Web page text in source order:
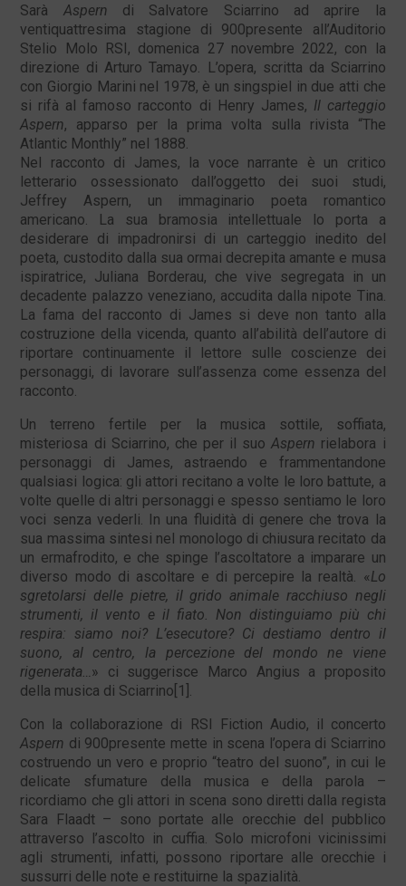
Sarà Aspern di Salvatore Sciarrino ad aprire la
ventiquattresima stagione di 900presente all’Auditorio
Stelio Molo RSI, domenica 27 novembre 2022, con la
direzione di Arturo Tamayo. L’opera, scritta da Sciarrino
con Giorgio Marini nel 1978, è un singspiel in due atti che
si rifà al famoso racconto di Henry James, Il carteggio
Aspern, apparso per la prima volta sulla rivista “The
Atlantic Monthly” nel 1888.
Nel racconto di James, la voce narrante è un critico
letterario ossessionato dall’oggetto dei suoi studi,
Jeffrey Aspern, un immaginario poeta romantico
americano. La sua bramosia intellettuale lo porta a
desiderare di impadronirsi di un carteggio inedito del
poeta, custodito dalla sua ormai decrepita amante e musa
ispiratrice, Juliana Borderau, che vive segregata in un
decadente palazzo veneziano, accudita dalla nipote Tina.
La fama del racconto di James si deve non tanto alla
costruzione della vicenda, quanto all’abilità dell’autore di
riportare continuamente il lettore sulle coscienze dei
personaggi, di lavorare sull’assenza come essenza del
racconto.
Un terreno fertile per la musica sottile, soffiata,
misteriosa di Sciarrino, che per il suoAspern rielabora i
personaggi di James, astraendo e frammentandone
qualsiasi logica: gli attori recitano a volte le loro battute, a
volte quelle di altri personaggi e spesso sentiamo le loro
voci senza vederli. In una fluidità di genere che trova la
sua massima sintesi nel monologo di chiusura recitato da
un ermafrodito, e che spinge l’ascoltatore a imparare un
diverso modo di ascoltare e di percepire la realtà. «Lo
sgretolarsi delle pietre, il grido animale racchiuso negli
strumenti, il vento e il fiato. Non distinguiamo più chi
respira: siamo noi? L’esecutore? Ci destiamo dentro il
suono, al centro, la percezione del mondo ne viene
rigenerata… » ci suggerisce Marco Angius a proposito
della musica di Sciarrino[1].
Con la collaborazione di RSI Fiction Audio, il concerto
Aspern di 900presente mette in scena l’opera di Sciarrino
costruendo un vero e proprio “teatro del suono”, in cui le
delicate sfumature della musica e della parola –
ricordiamo che gli attori in scena sono diretti dalla regista
Sara Flaadt – sono portate alle orecchie del pubblico
attraverso l’ascolto in cuffia. Solo microfoni vicinissimi
agli strumenti, infatti, possono riportare alle orecchie i
sussurri delle note e restituirne la spazialità.